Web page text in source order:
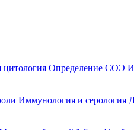
цитология Определение СОЭ
Иммунология и серология